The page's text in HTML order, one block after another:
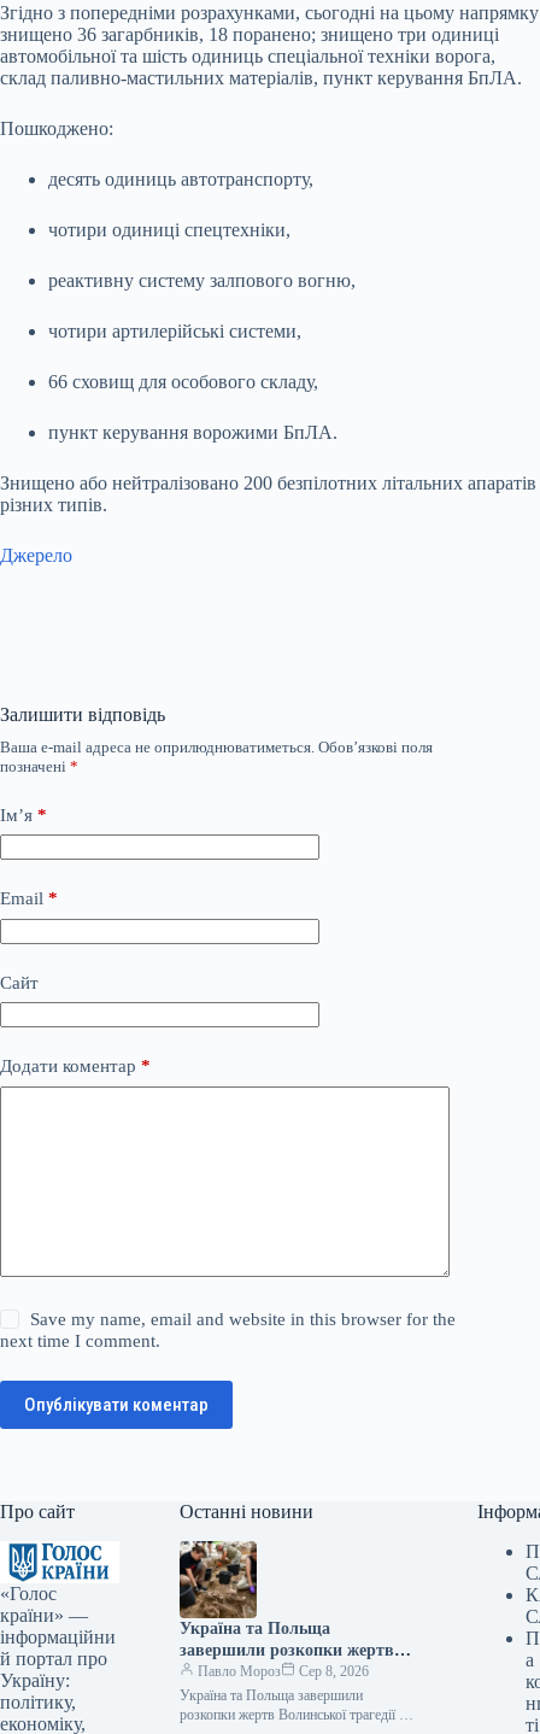
Згідно з попередніми розрахунками, сьогодні на цьому напрямку
знищено 36 загарбників, 18 поранено; знищено три одиниці
автомобільної та шість одиниць спеціальної техніки ворога,
склад паливно-мастильних матеріалів, пункт керування БпЛА.
Пошкоджено:
десять одиниць автотранспорту,
чотири одиниці спецтехніки,
реактивну систему залпового вогню,
чотири артилерійські системи,
66 сховищ для особового складу,
пункт керування ворожими БпЛА.
Знищено або нейтралізовано 200 безпілотних літальних апаратів
різних типів.
Джерело
Залишити відповідь
Ваша e-mail адреса не оприлюднюватиметься. Обов’язкові поля
позначені *
Ім’я *
Email *
Сайт
Додати коментар *
Save my name, email and website in this browser for the
next time I comment.
Опублікувати коментар
Про сайт
«Голос
країни» —
інформаційни
й портал про
Україну:
політику,
економіку,
Останні новини
Україна та Польща
завершили розкопки жертв
Волинської трагедії у двох
волинських селах.
Павло Мороз
Сер 8, 2026
Україна та Польща завершили
розкопки жертв Волинської трагедії у
а
ті